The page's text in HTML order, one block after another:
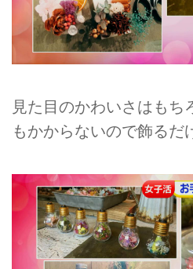
見た目のかわいさはもち
もかからないので飾る